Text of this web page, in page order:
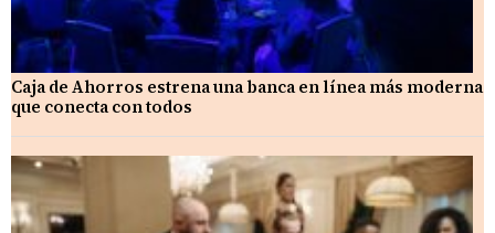
Caja de Ahorros estrena una banca en línea más moderna
que conecta con todos